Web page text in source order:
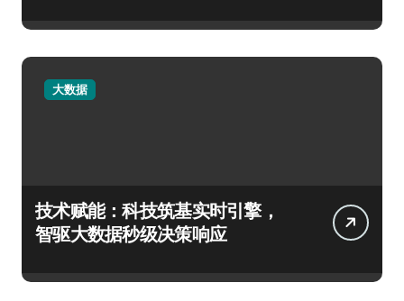
大数据
技术赋能：科技筑基实时引擎，
智驱大数据秒级决策响应